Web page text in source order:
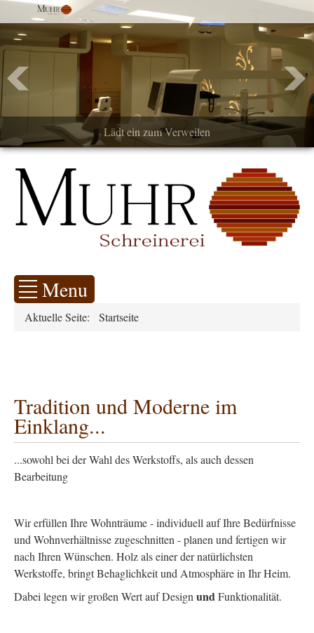
Lädt ein zum Verweilen
Menu
Aktuelle Seite: Startseite
Tradition und Moderne im
Einklang...
...sowohl bei der Wahl des Werkstoffs, als auch dessen
Bearbeitung
Wir erfüllen Ihre Wohnträume - individuell auf Ihre Bedürfnisse
und Wohnverhältnisse zugeschnitten - planen und fertigen wir
nach Ihren Wünschen. Holz als einer der natürlichsten
Werkstoffe, bringt Behaglichkeit und Atmosphäre in Ihr Heim.
Dabei legen wir großen Wert auf Design und Funktionalität.